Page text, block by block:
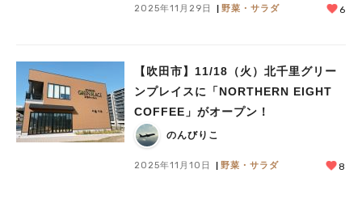
2025年11月29日 野菜・サラダ 6
【吹田市】11/18（火）北千里グリー
ンプレイスに「NORTHERN EIGHT
COFFEE」がオープン！
のんびりこ
2025年11月10日 野菜・サラダ 8